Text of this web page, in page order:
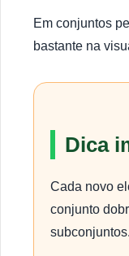
Em conjuntos
bastante na
Dica
Cada novo
conjunto
subconjuntos.